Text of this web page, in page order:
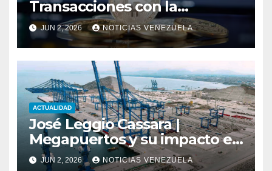
Transacciones con la
Tecnología de
Bancaamigable
JUN 2, 2026 NOTICIAS VENEZUELA
ACTUALIDAD
José Leggio Cassara |
Megapuertos y su impacto en
el turismo y el comercio
JUN 2, 2026 NOTICIAS VENEZUELA